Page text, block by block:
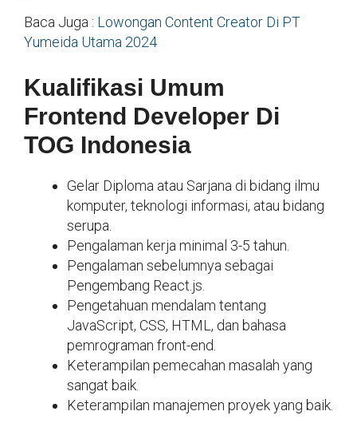
Baca Juga : Lowongan Content Creator Di PT
Yumeida Utama 2024
Kualifikasi Umum
Frontend Developer Di
TOG Indonesia
Gelar Diploma atau Sarjana di bidang ilmu
komputer, teknologi informasi, atau bidang
serupa.
Pengalaman kerja minimal 3-5 tahun.
Pengalaman sebelumnya sebagai
Pengembang React.js.
Pengetahuan mendalam tentang
JavaScript, CSS, HTML, dan bahasa
pemrograman front-end.
Keterampilan pemecahan masalah yang
sangat baik.
Keterampilan manajemen proyek yang baik.